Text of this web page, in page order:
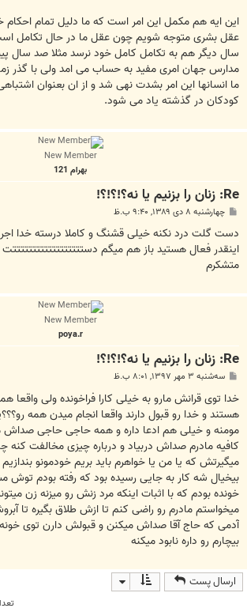
این ایه هم مکمل این امر است که ما دلیل تمام احکام
عقل بشری متوجه شویم چون عقل ما در حال تکامل
سال دیگر هم به تکامل کامل خود نرسد مثلا صد سال
مدارس جهان امری مفید به حساب می امد ولی با گذر
ما انسانها این امر بشدت نهی شد و از ان بعنوان
کودکان در گذشته یاد می شود.
New Member
بهرام 121
Re: زنان را بزنيم يا نه؟!؟!؟!
س
ت
چهارشنبه ۸ دی ۱۳۸۹, ۹:۴۰ ب.ظ
دست گلت درد نکنه خیلی قشنگ و کاملا درسته خدا
اینقدر فعال هستید باز هم میگم
متشکرم
New Member
poya.r
Re: زنان را بزنيم يا نه؟!؟!؟!
ت
سه‌شنبه ۳ مهر ۱۳۹۷, ۸:۰۱ ب.ظ
خدا توی قرانش مارو به خیلی کارا فراخونده ولی واقعا
هستند و خدا رو قبول دارند واقعا انجام میدن همه
مومنه و خیلی هم ادعا داره و همه حاجی حاجی صداش
کافیه مادرم صداش دربیاد و درباره چیزی مخالفت کنه
میگیرتش که یا من یا خواهرم باید بریم خودمونو
بیخیال شه کار به جایی رسیده بود که رفته بودم توش
خونده بودم که با اثبات اینکه مرد زنش رو میزنه زن
میخواستم مادرم رو راضی کنم تا ازش طلاق بگیره تا
آدمی که حاج آقا صداش میکنن و قبولش دارن توی
بیچارم رو داره نابود میکنه
ارسال پست